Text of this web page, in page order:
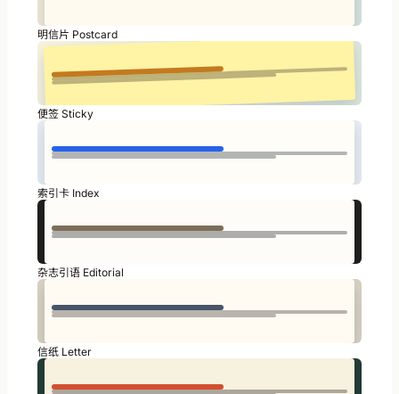
明信片 Postcard
便签 Sticky
索引卡 Index
杂志引语 Editorial
信纸 Letter